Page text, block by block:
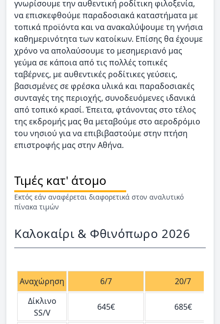
γνωρίσουμε την αυθεντική ροδίτικη φιλοξενία,
να επισκεφθούμε παραδοσιακά καταστήματα με
τοπικά προϊόντα και να ανακαλύψουμε τη γνήσια
καθημερινότητα των κατοίκων. Επίσης θα έχουμε
χρόνο να απολαύσουμε το μεσημεριανό μας
γεύμα σε κάποια από τις πολλές τοπικές
ταβέρνες, με αυθεντικές ροδίτικες γεύσεις,
βασισμένες σε φρέσκα υλικά και παραδοσιακές
συνταγές της περιοχής, συνοδευόμενες ιδανικά
από τοπικό κρασί. Έπειτα, φτάνοντας στο τέλος
της εκδρομής μας θα μεταβούμε στο αεροδρόμιο
του νησιού για να επιβιβαστούμε στην πτήση
επιστροφής μας στην Αθήνα.
Τιμές κατ' άτομο
Εκτός εάν αναφέρεται διαφορετικά στον αναλυτικό
πίνακα τιμών
Καλοκαίρι & Φθινόπωρο 2026
Αναχώρηση 6/7
20/7
Δίκλινο
SS/V
645€ 685€